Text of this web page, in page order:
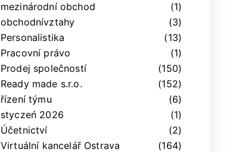
mezinárodní obchod
(1)
obchodnívztahy
(3)
Personalistika
(13)
Pracovní právo
(1)
Prodej společností
(150)
Ready made s.r.o.
(152)
řízení týmu
(6)
styczeń 2026
(1)
Účetnictví
(2)
Virtuální kancelář Ostrava
(164)